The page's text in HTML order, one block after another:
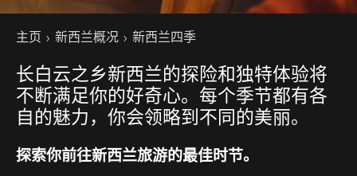
你的位置
主页 新西兰概况 新西兰四季
长白云之乡新西兰的探险和独特体验将
不断满足你的好奇心。每个季节都有各
自的魅力，你会领略到不同的美丽。
探索你前往新西兰旅游的最佳时节。